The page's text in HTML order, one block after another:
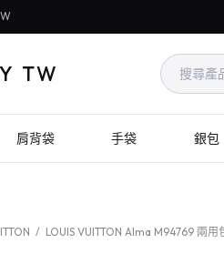
TW
肩背袋 手袋 銀包
/ LOUIS VUITTON Alma M94769 兩用